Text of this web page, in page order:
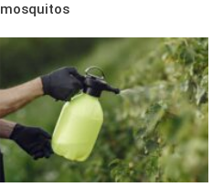
mosquitos